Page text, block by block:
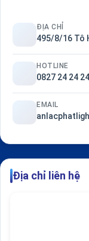
ĐỊA CHỈ
495/8/16 Tô
HOTLINE
0827 24 24 24
EMAIL
Địa chỉ liên hệ